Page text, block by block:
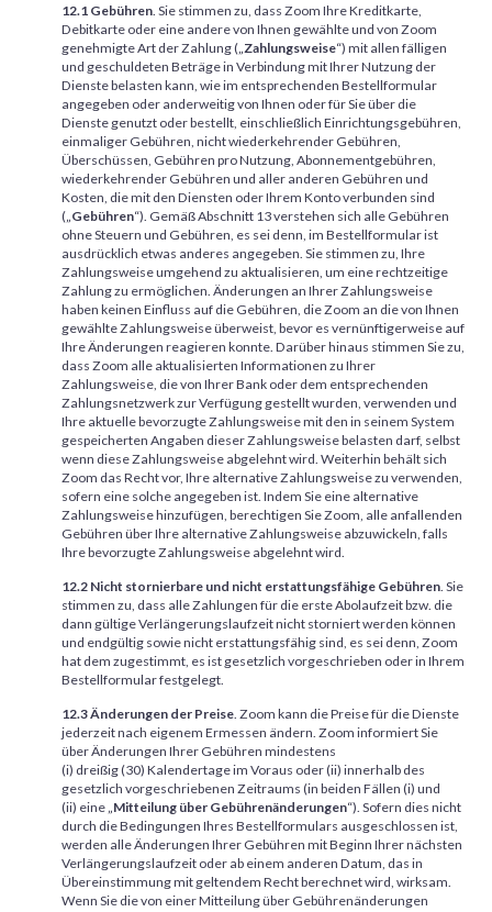
12.1 Gebühren. Sie stimmen zu, dass Zoom Ihre Kreditkarte,
Debitkarte oder eine andere von Ihnen gewählte und von Zoom
genehmigte Art der Zahlung („Zahlungsweise“) mit allen fälligen
und geschuldeten Beträge in Verbindung mit Ihrer Nutzung der
Dienste belasten kann, wie im entsprechenden Bestellformular
angegeben oder anderweitig von Ihnen oder für Sie über die
Dienste genutzt oder bestellt, einschließlich Einrichtungsgebühren,
einmaliger Gebühren, nicht wiederkehrender Gebühren,
Überschüssen, Gebühren pro Nutzung, Abonnementgebühren,
wiederkehrender Gebühren und aller anderen Gebühren und
Kosten, die mit den Diensten oder Ihrem Konto verbunden sind
(„Gebühren“). Gemäß Abschnitt 13 verstehen sich alle Gebühren
ohne Steuern und Gebühren, es sei denn, im Bestellformular ist
ausdrücklich etwas anderes angegeben. Sie stimmen zu, Ihre
Zahlungsweise umgehend zu aktualisieren, um eine rechtzeitige
Zahlung zu ermöglichen. Änderungen an Ihrer Zahlungsweise
haben keinen Einfluss auf die Gebühren, die Zoom an die von Ihnen
gewählte Zahlungsweise überweist, bevor es vernünftigerweise auf
Ihre Änderungen reagieren konnte. Darüber hinaus stimmen Sie zu,
dass Zoom alle aktualisierten Informationen zu Ihrer
Zahlungsweise, die von Ihrer Bank oder dem entsprechenden
Zahlungsnetzwerk zur Verfügung gestellt wurden, verwenden und
Ihre aktuelle bevorzugte Zahlungsweise mit den in seinem System
gespeicherten Angaben dieser Zahlungsweise belasten darf, selbst
wenn diese Zahlungsweise abgelehnt wird. Weiterhin behält sich
Zoom das Recht vor, Ihre alternative Zahlungsweise zu verwenden,
sofern eine solche angegeben ist. Indem Sie eine alternative
Zahlungsweise hinzufügen, berechtigen Sie Zoom, alle anfallenden
Gebühren über Ihre alternative Zahlungsweise abzuwickeln, falls
Ihre bevorzugte Zahlungsweise abgelehnt wird.
12.2 Nicht stornierbare und nicht erstattungsfähige Gebühren. Sie
stimmen zu, dass alle Zahlungen für die erste Abolaufzeit bzw. die
dann gültige Verlängerungslaufzeit nicht storniert werden können
und endgültig sowie nicht erstattungsfähig sind, es sei denn, Zoom
hat dem zugestimmt, es ist gesetzlich vorgeschrieben oder in Ihrem
Bestellformular festgelegt.
12.3Änderungen der Preise. Zoom kann die Preise für die Dienste
jederzeit nach eigenem Ermessen ändern. Zoom informiert Sie
über Änderungen Ihrer Gebühren mindestens
(i) dreißig (30) Kalendertage im Voraus oder (ii) innerhalb des
gesetzlich vorgeschriebenen Zeitraums (in beiden Fällen (i) und
(ii) eine „Mitteilung über Gebührenänderungen“). Sofern dies nicht
durch die Bedingungen Ihres Bestellformulars ausgeschlossen ist,
werden alle Änderungen Ihrer Gebühren mit Beginn Ihrer nächsten
Verlängerungslaufzeit oder ab einem anderen Datum, das in
Übereinstimmung mit geltendem Recht berechnet wird, wirksam.
Wenn Sie die von einer Mitteilung über Gebührenänderungen